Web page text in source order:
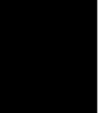
mostrando? déjanos